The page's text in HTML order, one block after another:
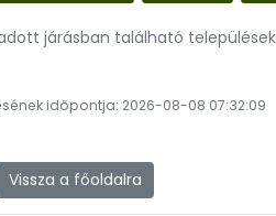
járásban található
időpontja: 2026-08-08 07:32:09
Vissza a főoldalra